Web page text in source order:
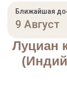
Луциан
Ближайшая
9 Август